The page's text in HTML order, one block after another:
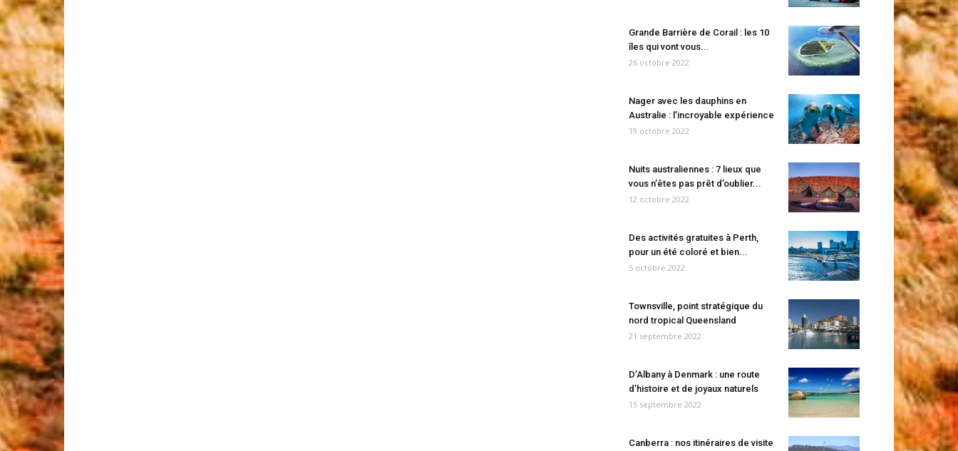
Grande Barrière de Corail : les 10
îles qui vont vous...
26 octobre 2022
Nager avec les dauphins en
Australie : l’incroyable expérience
19 octobre 2022
Nuits australiennes : 7 lieux que
vous n’êtes pas prêt d’oublier...
12 octobre 2022
Des activités gratuites à Perth,
pour un été coloré et bien...
5 octobre 2022
Townsville, point stratégique du
nord tropical Queensland
21 septembre 2022
D’Albany à Denmark : une route
d’histoire et de joyaux naturels
15 septembre 2022
Canberra : nos itinéraires de visite